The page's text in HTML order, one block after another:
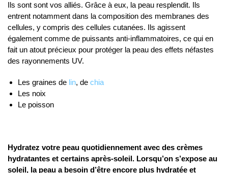
Ils sont sont vos alliés. Grâce à eux, la peau resplendit. Ils
entrent notamment dans la composition des membranes des
cellules, y compris des cellules cutanées. Ils agissent
également comme de puissants anti-inflammatoires, ce qui en
fait un atout précieux pour protéger la peau des effets néfastes
des rayonnements UV.
Les graines de lin, de chia
Les noix
Le poisson
Hydratez votre peau quotidiennement avec des crèmes
hydratantes et certains après-soleil. Lorsqu’on s’expose au
soleil, la peau a besoin d’être encore plus hydratée et